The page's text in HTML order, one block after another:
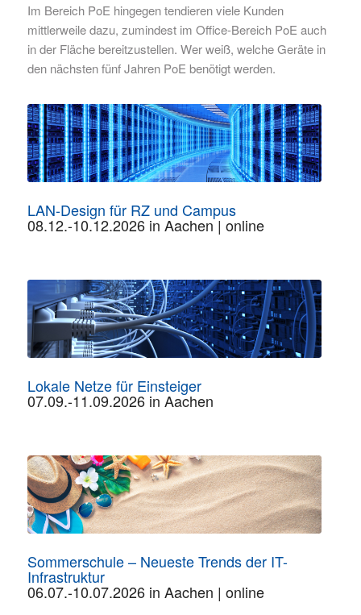
Im Bereich PoE hingegen tendieren viele Kunden
mittlerweile dazu, zumindest im Office-Bereich PoE auch
in der Fläche bereitzustellen. Wer weiß, welche Geräte in
den nächsten fünf Jahren PoE benötigt werden.
LAN-Design für RZ und Campus
08.12.-10.12.2026 in Aachen | online
Lokale Netze für Einsteiger
07.09.-11.09.2026 in Aachen
Sommerschule – Neueste Trends der IT-
Infrastruktur
06.07.-10.07.2026 in Aachen | online